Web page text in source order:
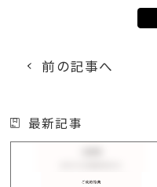
前の記事へ
最新記事